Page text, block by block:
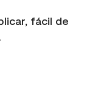
fácil de